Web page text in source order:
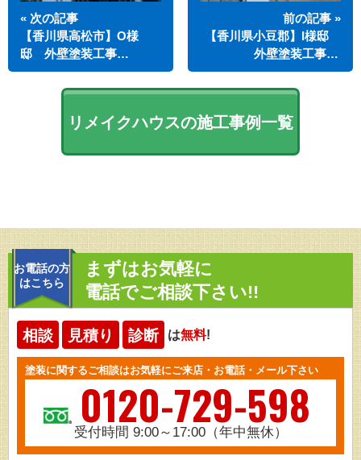
« 次の記事
【香川県高松市】O様
邸 外壁塗装工事…
前の記事 »
【香川県小豆郡】I様邸
外壁塗装工事…
リメイクハウスの施工事例一覧
お電話の方
はこちら
まずはお気軽に
電話でご相談下さい!!
相談 見積り 診断 は無料!
塗装に関するご相談はお気軽にご来店・お電話・メール下さい
0120-729-598
受付時間 9:00～17:00（年中無休）